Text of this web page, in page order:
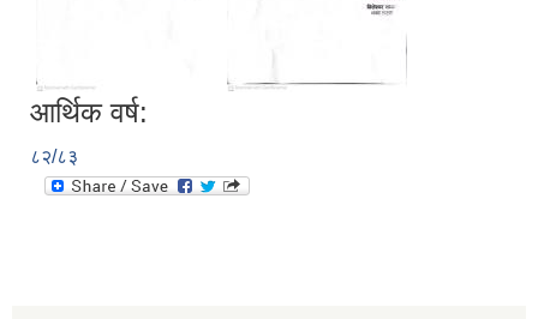
आर्थिक वर्ष:
८२/८३